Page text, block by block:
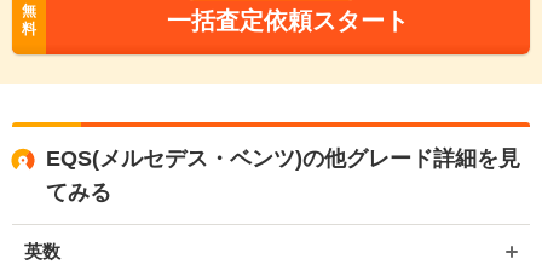
無
料
一括査定依頼スタート
EQS(メルセデス・ベンツ)の他グレード詳細を見
てみる
英数